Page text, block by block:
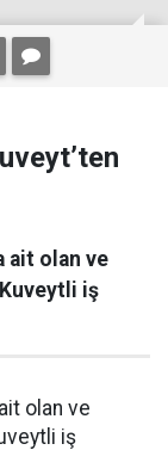
ait olan ve
iş
olan ve
iş